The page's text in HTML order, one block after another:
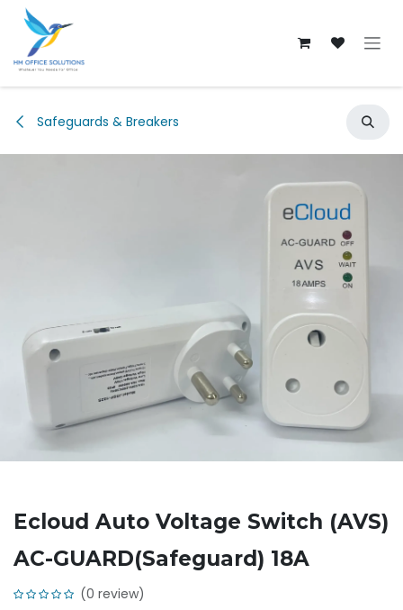
Skip to Content
Safeguards & Breakers
Ecloud Auto Voltage Switch (AVS)
AC-GUARD(Safeguard) 18A
(0 review)